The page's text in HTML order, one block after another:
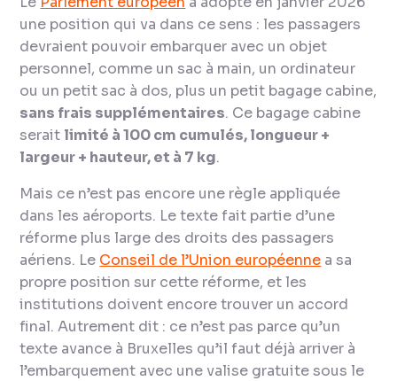
une position qui va dans ce sens : les passagers
devraient pouvoir embarquer avec un objet
personnel, comme un sac à main, un ordinateur
ou un petit sac à dos, plus un petit bagage cabine,
sans frais supplémentaires. Ce bagage cabine
serait limité à 100 cm cumulés, longueur +
largeur + hauteur, et à 7 kg.
Mais ce n’est pas encore une règle appliquée
dans les aéroports. Le texte fait partie d’une
réforme plus large des droits des passagers
aériens. Le Conseil de l’Union européenne a sa
propre position sur cette réforme, et les
institutions doivent encore trouver un accord
final. Autrement dit : ce n’est pas parce qu’un
texte avance à Bruxelles qu’il faut déjà arriver à
l’embarquement avec une valise gratuite sous le